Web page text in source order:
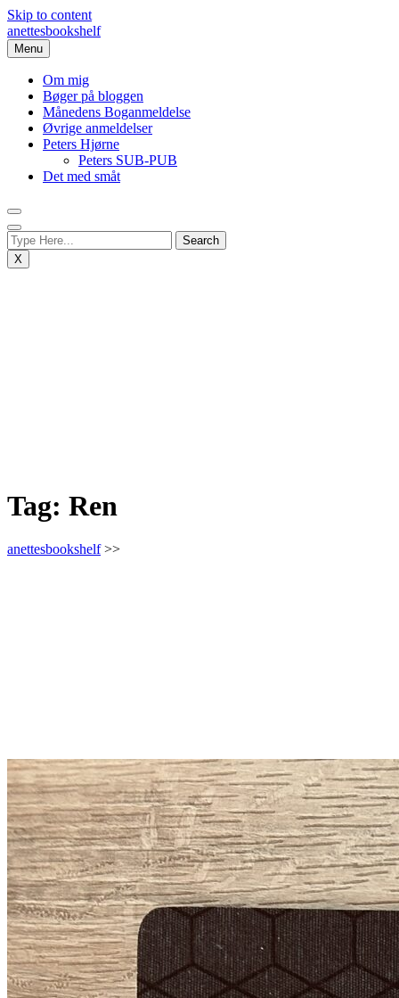
Skip to content
anettesbookshelf
Menu
Om mig
Bøger på bloggen
Månedens Boganmeldelse
Øvrige anmeldelser
Peters Hjørne
Peters SUB-PUB
Det med småt
X
Tag: Ren
anettesbookshelf>>